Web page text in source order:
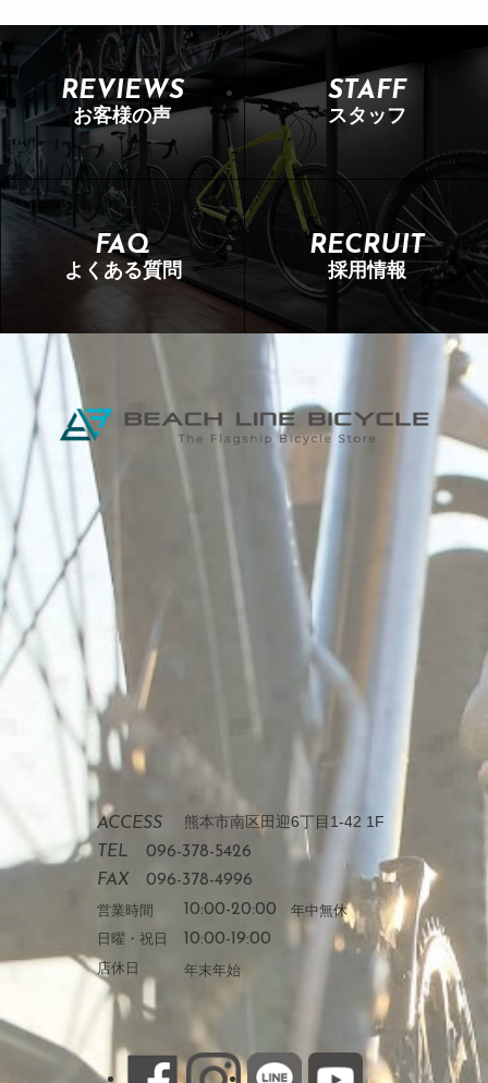
REVIEWS
お客様の声
STAFF
スタッフ
FAQ
よくある質問
RECRUIT
採用情報
ACCESS 熊本市南区田迎6丁目1-42 1F
TEL
096-378-5426
FAX
096-378-4996
営業時間 10:00-20:00 年中無休
日曜・祝日
10:00-19:00
店休日 年末年始